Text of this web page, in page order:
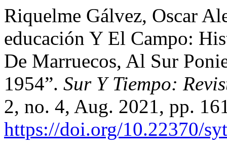
Riquelme Gálvez, Oscar
educación Y El Campo:
De Marruecos, Al Sur
1954”. Sur Y Tiempo:
2, no. 4, Aug. 2021, pp.
https://doi.org/10.22370/